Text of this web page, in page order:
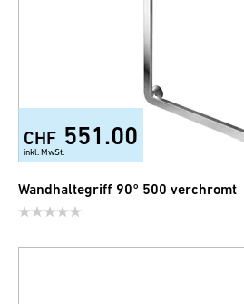
CHF 551.00
inkl. MwSt.
Wandhaltegriff 90° 500 verchromt